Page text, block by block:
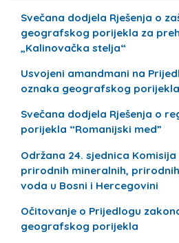
Svečana dodjela Rješenja o
geografskog porijekla za
„Kalinovačka stelja“
Usvojeni amandmani na
oznaka geografskog porijekla
Svečana dodjela Rješenja o
porijekla “Romanijski med”
Održana 24. sjednica
prirodnih mineralnih,
voda u Bosni i Hercegovini
Očitovanje o Prijedlogu
geografskog porijekla